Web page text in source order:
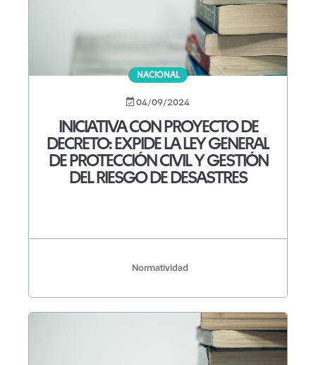
NACIONAL
04/09/2024
INICIATIVA CON PROYECTO DE
DECRETO: EXPIDE LA LEY GENERAL
DE PROTECCIÓN CIVIL Y GESTIÓN
DEL RIESGO DE DESASTRES
Normatividad